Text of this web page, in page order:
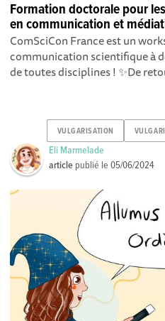
Formation doctorale pour
en communication et
ComSciCon France est un
communication scientifique à
de toutes disciplines ! ✨De
VULGARISATION
Eli Marmelade
article publié le05/06/2024